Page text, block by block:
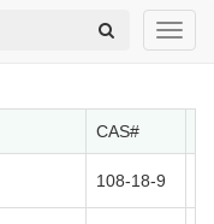
CAS#
108-18-9